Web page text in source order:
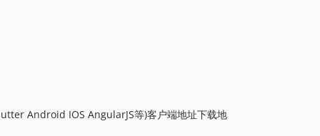
1.2.10
Android IOS AngularJS等)客户端地址下载地